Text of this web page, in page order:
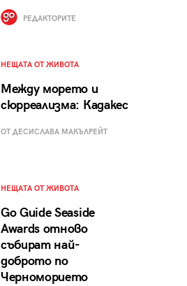
РЕДАКТОРИТЕ
НЕЩАТА ОТ ЖИВОТА
Между морето и
сюрреализма: Кадакес
ОТ ДЕСИСЛАВА МАКЪЛРЕЙТ
НЕЩАТА ОТ ЖИВОТА
Go Guide Seaside
Awards отново
събират най-
доброто по
Черноморието